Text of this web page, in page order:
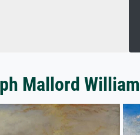
Mallord